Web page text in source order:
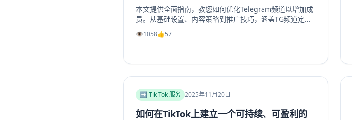
本文提供全面指南，教您如何优化Telegram频道以增加成
员。从基础设置、内容策略到推广技巧，涵盖TG频道定
位、高质量帖子创建、内外推广方法及互动留存策略，帮
助提升频道影响力和成员增长。包括实用SEO建议和专业
👁️1058👍57
➡️ Tik Tok 服务 2025年11月20日
如何在TikTok上建立一个可持续、可盈利的